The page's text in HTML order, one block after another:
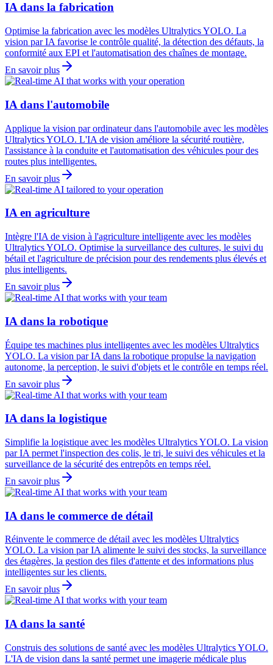
IA dans la fabrication
Optimise la fabrication avec les modèles Ultralytics YOLO. La
vision par IA favorise le contrôle qualité, la détection des défauts, la
conformité aux EPI et l'automatisation des chaînes de montage.
En savoir plus
IA dans l'automobile
Applique la vision par ordinateur dans l'automobile avec les modèles
Ultralytics YOLO. L'IA de vision améliore la sécurité routière,
l'assistance à la conduite et l'automatisation des véhicules pour des
routes plus intelligentes.
En savoir plus
IA en agriculture
Intègre l'IA de vision à l'agriculture intelligente avec les modèles
Ultralytics YOLO. Optimise la surveillance des cultures, le suivi du
bétail et l'agriculture de précision pour des rendements plus élevés et
plus intelligents.
En savoir plus
IA dans la robotique
Équipe tes machines plus intelligentes avec les modèles Ultralytics
YOLO. La vision par IA dans la robotique propulse la navigation
autonome, la perception, le suivi d'objets et le contrôle en temps réel.
En savoir plus
IA dans la logistique
Simplifie la logistique avec les modèles Ultralytics YOLO. La vision
par IA permet l'inspection des colis, le tri, le suivi des véhicules et la
surveillance de la sécurité des entrepôts en temps réel.
En savoir plus
IA dans le commerce de détail
Réinvente le commerce de détail avec les modèles Ultralytics
YOLO. La vision par IA alimente le suivi des stocks, la surveillance
des étagères, la gestion des files d'attente et des informations plus
intelligentes sur les clients.
En savoir plus
IA dans la santé
Construis des solutions de santé avec les modèles Ultralytics YOLO.
L'IA de vision dans la santé permet une imagerie médicale plus